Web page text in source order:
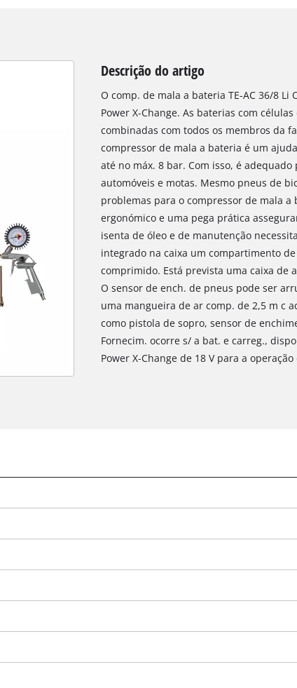
Descrição do artigo
O comp. de mala a bateria TE-AC 36/8
Power X-Change. As baterias com
combinadas com todos os membros da
compressor de mala a bateria é um
até no máx. 8 bar. Com isso, é
automóveis e motas. Mesmo pneus de
problemas para o compressor de mala
ergonómico e uma pega prática
isenta de óleo e de manutenção
integrado na caixa um compartimento
comprimido. Está prevista uma caixa de
O sensor de ench. de pneus pode ser
uma mangueira de ar comp. de 2,5 m c
como pistola de sopro, sensor de
Fornecim. ocorre s/ a bat. e carreg.,
Power X-Change de 18 V para a